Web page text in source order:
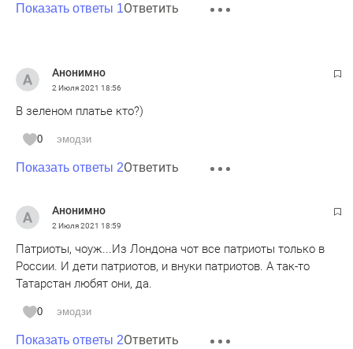
Показать ответы 1Ответить
Анонимно
2 Июля 2021 18:56
В зеленом платье кто?)
0 эмодзи
Показать ответы 2Ответить
Анонимно
2 Июля 2021 18:59
Патриоты, чоуж...Из Лондона чот все патриоты только в
России. И дети патриотов, и внуки патриотов. А так-то
Татарстан любят они, да.
0 эмодзи
Показать ответы 2Ответить